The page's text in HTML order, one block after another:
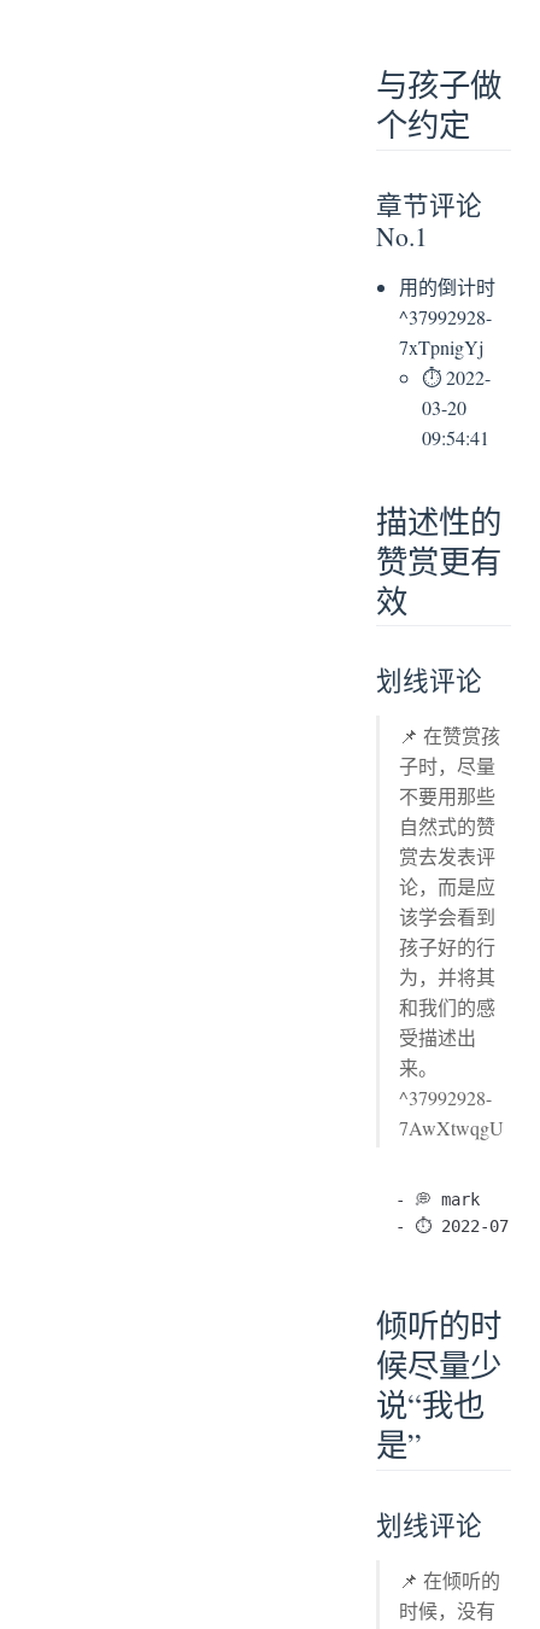
与孩子做
个约定
章节评论
No.1
用的倒计时
^37992928-
7xTpnigYj
⏱ 2022-
03-20
09:54:41
描述性的
赞赏更有
效
划线评论
📌 在赞赏孩
子时，尽量
不要用那些
自然式的赞
赏去发表评
论，而是应
该学会看到
孩子好的行
为，并将其
和我们的感
受描述出
来。
^37992928-
7AwXtwqgU
- 💭 mark
倾听的时
候尽量少
说“我也
是”
划线评论
📌 在倾听的
时候，没有